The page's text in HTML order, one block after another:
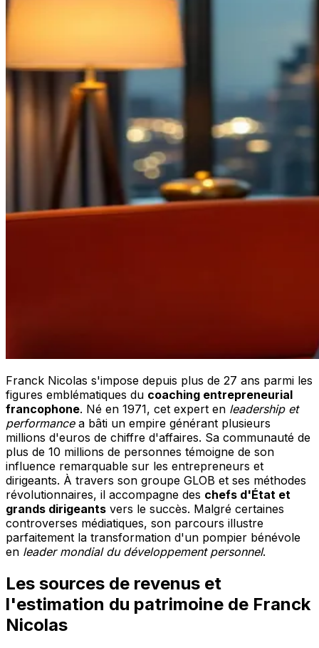
Franck Nicolas s'impose depuis plus de 27 ans parmi les
figures emblématiques du coaching entrepreneurial
francophone. Né en 1971, cet expert en leadership et
performancea bâti un empire générant plusieurs
millions d'euros de chiffre d'affaires. Sa communauté de
plus de 10 millions de personnes témoigne de son
influence remarquable sur les entrepreneurs et
dirigeants. À travers son groupe GLOB et ses méthodes
révolutionnaires, il accompagne des chefs d'État et
grands dirigeants vers le succès. Malgré certaines
controverses médiatiques, son parcours illustre
parfaitement la transformation d'un pompier bénévole
en leader mondial du développement personnel.
Les sources de revenus et
l'estimation du patrimoine de Franck
Nicolas